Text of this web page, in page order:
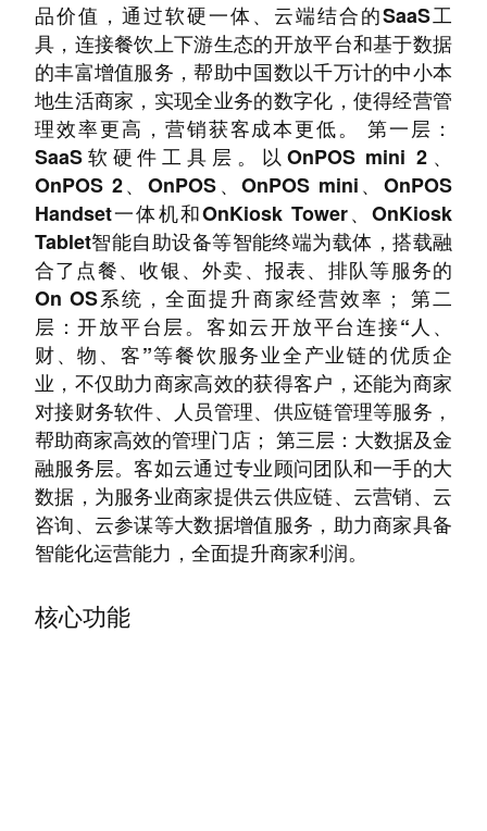
品价值，通过软硬一体、云端结合的SaaS工
具，连接餐饮上下游生态的开放平台和基于数据
的丰富增值服务，帮助中国数以千万计的中小本
地生活商家，实现全业务的数字化，使得经营管
理效率更高，营销获客成本更低。 第一层：
SaaS软硬件工具层。以OnPOS mini 2、
OnPOS 2、OnPOS、OnPOS mini、OnPOS
Handset一体机和OnKiosk Tower、OnKiosk
Tablet智能自助设备等智能终端为载体，搭载融
合了点餐、收银、外卖、报表、排队等服务的
On OS系统，全面提升商家经营效率； 第二
层：开放平台层。客如云开放平台连接“人、
财、物、客”等餐饮服务业全产业链的优质企
业，不仅助力商家高效的获得客户，还能为商家
对接财务软件、人员管理、供应链管理等服务，
帮助商家高效的管理门店； 第三层：大数据及金
融服务层。客如云通过专业顾问团队和一手的大
数据，为服务业商家提供云供应链、云营销、云
咨询、云参谋等大数据增值服务，助力商家具备
智能化运营能力，全面提升商家利润。
核心功能